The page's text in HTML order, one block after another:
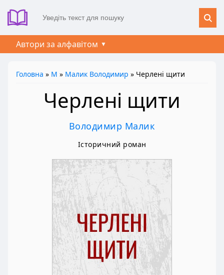
Автори за алфавітом
Головна » М » Малик Володимир » Черлені щити
Черлені щити
Володимир Малик
Історичний роман